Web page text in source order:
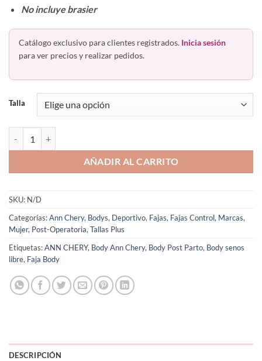
No incluye brasier
Catálogo exclusivo para clientes registrados. Inicia sesión
para ver precios y realizar pedidos.
Talla
AÑADIR AL CARRITO
SKU: N/D
Categorías:Ann Chery, Bodys, Deportivo, Fajas, Fajas Control, Marcas,
Mujer, Post-Operatoria,Tallas Plus
Etiquetas:ANN CHERY, Body Ann Chery, Body Post Parto, Body senos
libre, Faja Body
DESCRIPCIÓN